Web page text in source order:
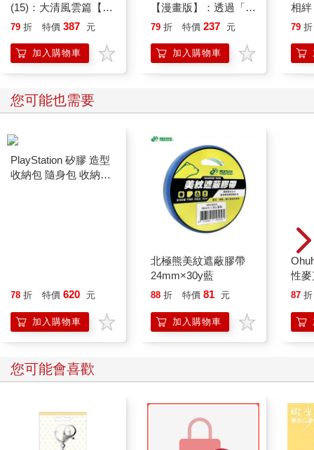
(15)：大清風雲篇【萌
貓漫畫學歷史】
79 折 特價 387 元
加入購物車
【漫畫版】：透過「小
行動」打開大腦的行動
「行動派」的37個科
學方法
79 折 特價 237 元
加入購物車
相
要
79 折
您可能也需要
小物收納 零錢包
78 折 特價 620 元
加入購物車
北極熊美紋遮蔽膠帶
24mm×30y藍
88 折 特價 81 元
加入購物車
87 折
您可能會喜歡